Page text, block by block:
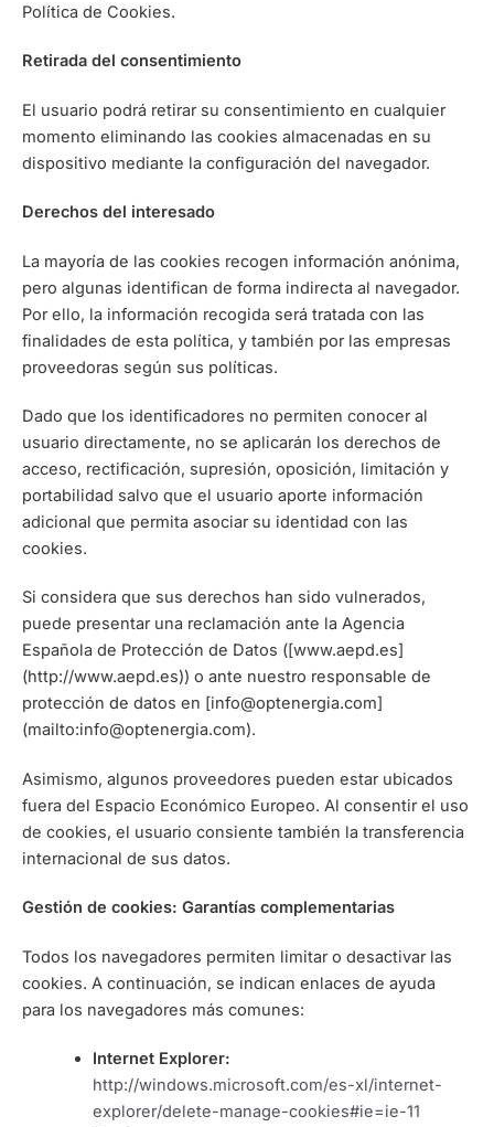
Política de Cookies.
Retirada del consentimiento
El usuario podrá retirar su consentimiento en cualquier
momento eliminando las cookies almacenadas en su
dispositivo mediante la configuración del navegador.
Derechos del interesado
La mayoría de las cookies recogen información anónima,
pero algunas identifican de forma indirecta al navegador.
Por ello, la información recogida será tratada con las
finalidades de esta política, y también por las empresas
proveedoras según sus políticas.
Dado que los identificadores no permiten conocer al
usuario directamente, no se aplicarán los derechos de
acceso, rectificación, supresión, oposición, limitación y
portabilidad salvo que el usuario aporte información
adicional que permita asociar su identidad con las
cookies.
Si considera que sus derechos han sido vulnerados,
puede presentar una reclamación ante la Agencia
Española de Protección de Datos ([www.aepd.es]
(http://www.aepd.es)) o ante nuestro responsable de
protección de datos en [info@optenergia.com]
(mailto:info@optenergia.com).
Asimismo, algunos proveedores pueden estar ubicados
fuera del Espacio Económico Europeo. Al consentir el uso
de cookies, el usuario consiente también la transferencia
internacional de sus datos.
Gestión de cookies: Garantías complementarias
Todos los navegadores permiten limitar o desactivar las
cookies. A continuación, se indican enlaces de ayuda
para los navegadores más comunes:
Internet Explorer:
http://windows.microsoft.com/es-xl/internet-
explorer/delete-manage-cookies#ie=ie-11